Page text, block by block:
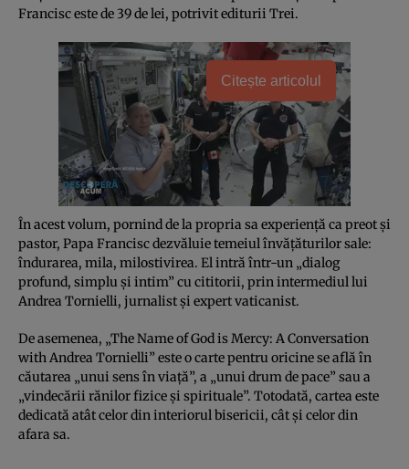
Francisc este de 39 de lei, potrivit editurii Trei.
Citește articolul
În acest volum, pornind de la propria sa experienţă ca preot şi
pastor, Papa Francisc dezvăluie temeiul învăţăturilor sale:
îndurarea, mila, milostivirea. El intră într-un „dialog
profund, simplu şi intim” cu cititorii, prin intermediul lui
Andrea Tornielli, jurnalist şi expert vaticanist.
De asemenea, „The Name of God is Mercy: A Conversation
with Andrea Tornielli” este o carte pentru oricine se află în
căutarea „unui sens în viaţă”, a „unui drum de pace” sau a
„vindecării rănilor fizice şi spirituale”. Totodată, cartea este
dedicată atât celor din interiorul bisericii, cât şi celor din
afara sa.